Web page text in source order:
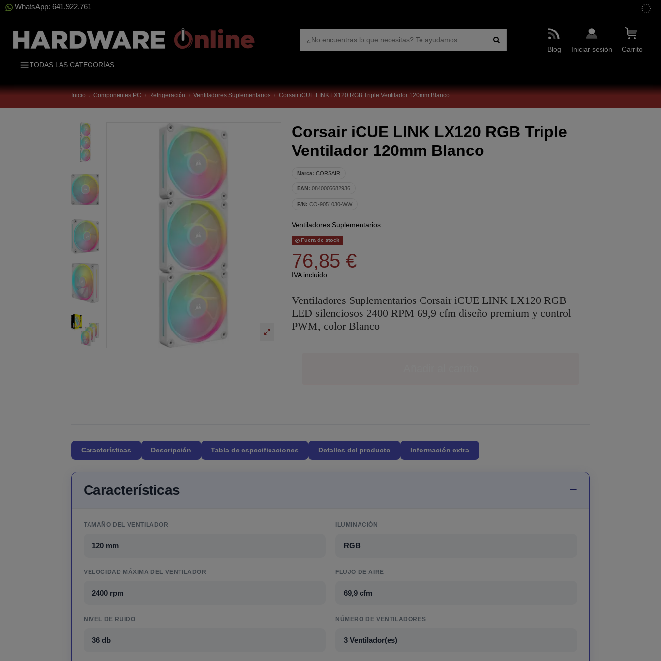
WhatsApp: 641.922.761
Blog Iniciar sesión Carrito
TODAS LAS CATEGORÍAS
Inicio Componentes PC Refrigeración Ventiladores Suplementarios Corsair iCUE LINK LX120 RGB Triple Ventilador 120mm Blanco
Corsair iCUE LINK LX120 RGB Triple
Ventilador 120mm Blanco
Marca: CORSAIR
EAN: 0840006682936
P/N: CO-9051030-WW
Ventiladores Suplementarios
Fuera de stock
76,85 €
IVA incluido
Ventiladores Suplementarios Corsair iCUE LINK LX120 RGB
LED silenciosos 2400 RPM 69,9 cfm diseño premium y control
PWM, color Blanco
Características Descripción Tabla de especificaciones Detalles del producto Información extra
Características
TAMAÑO DEL VENTILADOR
120 mm
ILUMINACIÓN
RGB
VELOCIDAD MÁXIMA DEL VENTILADOR
2400 rpm
FLUJO DE AIRE
69,9 cfm
NIVEL DE RUIDO
36 db
NÚMERO DE VENTILADORES
3 Ventilador(es)